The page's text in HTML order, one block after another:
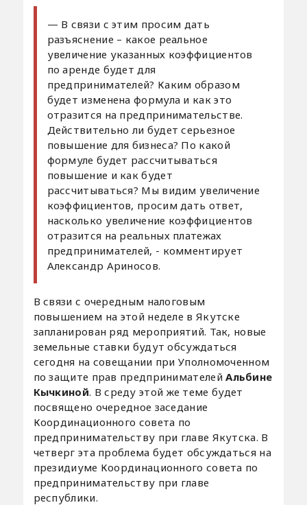
— В связи с этим просим дать
разъяснение – какое реальное
увеличение указанных коэффициентов
по аренде будет для
предпринимателей? Каким образом
будет изменена формула и как это
отразится на предпринимательстве.
Действительно ли будет серьезное
повышение для бизнеса? По какой
формуле будет рассчитываться
повышение и как будет
рассчитываться? Мы видим увеличение
коэффициентов, просим дать ответ,
насколько увеличение коэффициентов
отразится на реальных платежах
предпринимателей, - комментирует
Александр Ариносов.
В связи с очередным налоговым
повышением на этой неделе в Якутске
запланирован ряд мероприятий. Так, новые
земельные ставки будут обсуждаться
сегодня на совещании при Уполномоченном
по защите прав предпринимателейАльбине
Кычкиной. В среду этой же теме будет
посвящено очередное заседание
Координационного совета по
предпринимательству при главе Якутска. В
четверг эта проблема будет обсуждаться на
президиуме Координационного совета по
предпринимательству при главе
республики.